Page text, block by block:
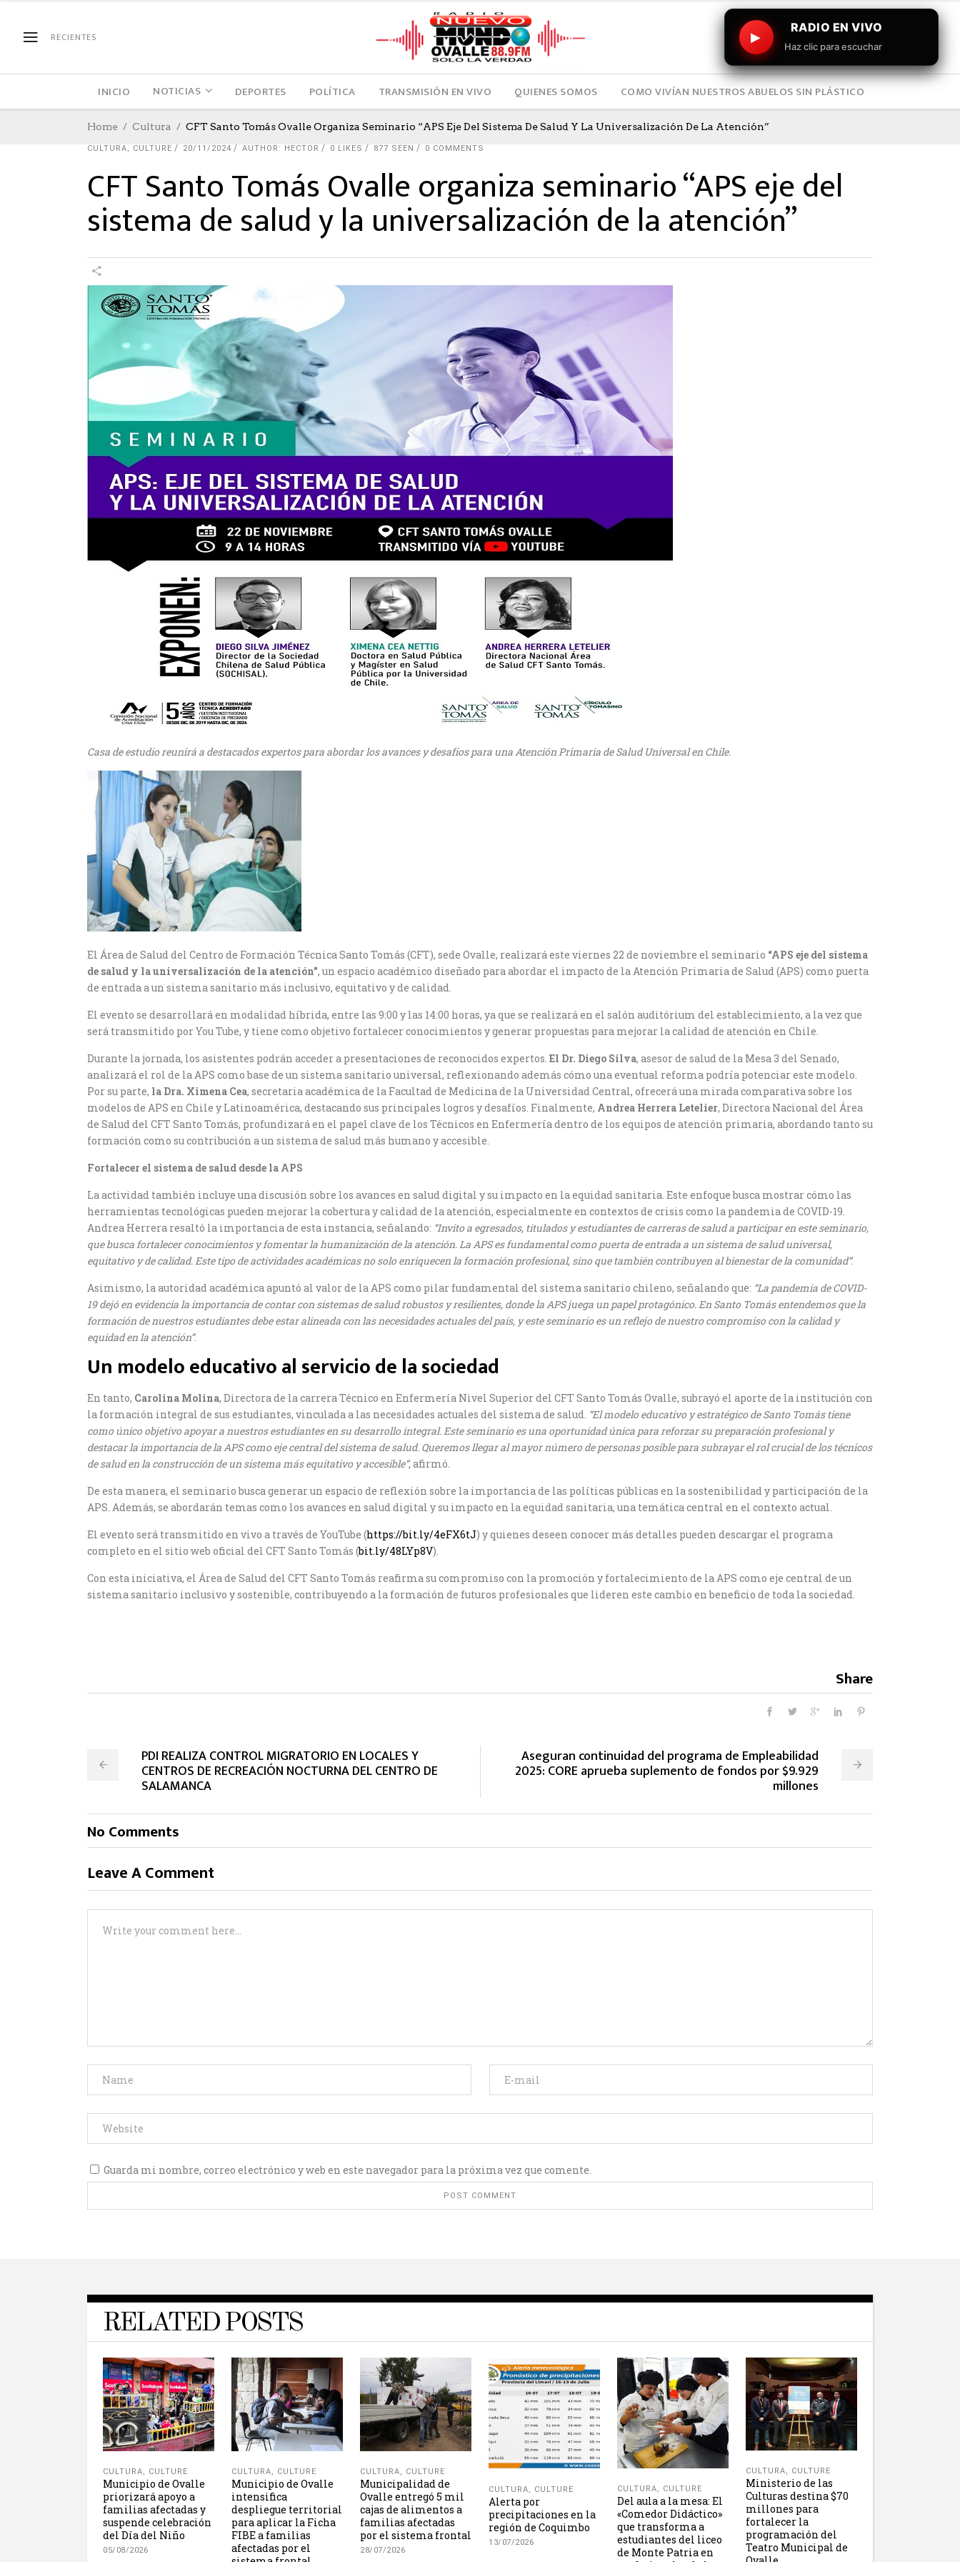
RECIENTES ▶
RADIO EN VIVO
Haz clic para escuchar
INICIO NOTICIAS DEPORTES POLÍTICA TRANSMISIÓN EN VIVO QUIENES SOMOS COMO VIVÍAN NUESTROS ABUELOS SIN PLÁSTICO
Home Cultura CFT Santo Tomás Ovalle Organiza Seminario “APS Eje Del Sistema De Salud Y La Universalización De La Atención”
CULTURA, CULTURE 20/11/2024 AUTHOR: HECTOR 0 LIKES 877 SEEN 0 COMMENTS
CFT Santo Tomás Ovalle organiza seminario “APS eje del
sistema de salud y la universalización de la atención”
Casa de estudio reunirá a destacados expertos para abordar los avances y desafíos para una Atención Primaria de Salud Universal en Chile.
El Área de Salud del Centro de Formación Técnica Santo Tomás (CFT), sede Ovalle, realizará este viernes 22 de noviembre el seminario “APS eje del sistema
de salud y la universalización de la atención”, un espacio académico diseñado para abordar el impacto de la Atención Primaria de Salud (APS) como puerta
de entrada a un sistema sanitario más inclusivo, equitativo y de calidad.
El evento se desarrollará en modalidad híbrida, entre las 9:00 y las 14:00 horas, ya que se realizará en el salón auditórium del establecimiento, a la vez que
será transmitido por You Tube, y tiene como objetivo fortalecer conocimientos y generar propuestas para mejorar la calidad de atención en Chile.
Durante la jornada, los asistentes podrán acceder a presentaciones de reconocidos expertos. El Dr. Diego Silva, asesor de salud de la Mesa 3 del Senado,
analizará el rol de la APS como base de un sistema sanitario universal, reflexionando además cómo una eventual reforma podría potenciar este modelo.
Por su parte, la Dra. Ximena Cea, secretaria académica de la Facultad de Medicina de la Universidad Central, ofrecerá una mirada comparativa sobre los
modelos de APS en Chile y Latinoamérica, destacando sus principales logros y desafíos. Finalmente, Andrea Herrera Letelier, Directora Nacional del Área
de Salud del CFT Santo Tomás, profundizará en el papel clave de los Técnicos en Enfermería dentro de los equipos de atención primaria, abordando tanto su
formación como su contribución a un sistema de salud más humano y accesible.
Fortalecer el sistema de salud desde la APS
La actividad también incluye una discusión sobre los avances en salud digital y su impacto en la equidad sanitaria. Este enfoque busca mostrar cómo las
herramientas tecnológicas pueden mejorar la cobertura y calidad de la atención, especialmente en contextos de crisis como la pandemia de COVID-19.
Andrea Herrera resaltó la importancia de esta instancia, señalando: “Invito a egresados, titulados y estudiantes de carreras de salud a participar en este seminario,
que busca fortalecer conocimientos y fomentar la humanización de la atención. La APS es fundamental como puerta de entrada a un sistema de salud universal,
equitativo y de calidad. Este tipo de actividades académicas no solo enriquecen la formación profesional, sino que también contribuyen al bienestar de la comunidad”.
Asimismo, la autoridad académica apuntó al valor de la APS como pilar fundamental del sistema sanitario chileno, señalando que: “La pandemia de COVID-
19 dejó en evidencia la importancia de contar con sistemas de salud robustos y resilientes, donde la APS juega un papel protagónico. En Santo Tomás entendemos que la
formación de nuestros estudiantes debe estar alineada con las necesidades actuales del país, y este seminario es un reflejo de nuestro compromiso con la calidad y
equidad en la atención”.
Un modelo educativo al servicio de la sociedad
En tanto, Carolina Molina, Directora de la carrera Técnico en Enfermería Nivel Superior del CFT Santo Tomás Ovalle, subrayó el aporte de la institución con
la formación integral de sus estudiantes, vinculada a las necesidades actuales del sistema de salud. “El modelo educativo y estratégico de Santo Tomás tiene
como único objetivo apoyar a nuestros estudiantes en su desarrollo integral. Este seminario es una oportunidad única para reforzar su preparación profesional y
destacar la importancia de la APS como eje central del sistema de salud. Queremos llegar al mayor número de personas posible para subrayar el rol crucial de los técnicos
de salud en la construcción de un sistema más equitativo y accesible”, afirmó.
De esta manera, el seminario busca generar un espacio de reflexión sobre la importancia de las políticas públicas en la sostenibilidad y participación de la
APS. Además, se abordarán temas como los avances en salud digital y su impacto en la equidad sanitaria, una temática central en el contexto actual.
El evento será transmitido en vivo a través de YouTube (https://bit.ly/4eFX6tJ) y quienes deseen conocer más detalles pueden descargar el programa
completo en el sitio web oficial del CFT Santo Tomás (bit.ly/48LYp8V).
Con esta iniciativa, el Área de Salud del CFT Santo Tomás reafirma su compromiso con la promoción y fortalecimiento de la APS como eje central de un
sistema sanitario inclusivo y sostenible, contribuyendo a la formación de futuros profesionales que lideren este cambio en beneficio de toda la sociedad.
Share
PDI REALIZA CONTROL MIGRATORIO EN LOCALES Y
CENTROS DE RECREACIÓN NOCTURNA DEL CENTRO DE
SALAMANCA
Aseguran continuidad del programa de Empleabilidad
2025: CORE aprueba suplemento de fondos por $9.929
millones
No Comments
Leave A Comment
Guarda mi nombre, correo electrónico y web en este navegador para la próxima vez que comente.
RELATED POSTS
CULTURA, CULTURE
Municipio de Ovalle
priorizará apoyo a
familias afectadas y
suspende celebración
del Día del Niño
05/08/2026
CULTURA, CULTURE
Municipio de Ovalle
intensifica
despliegue territorial
para aplicar la Ficha
FIBE a familias
afectadas por el
CULTURA, CULTURE
Municipalidad de
Ovalle entregó 5 mil
cajas de alimentos a
familias afectadas
por el sistema frontal
28/07/2026
CULTURA, CULTURE
Alerta por
precipitaciones en la
región de Coquimbo
13/07/2026
CULTURA, CULTURE
Del aula a la mesa: El
«Comedor Didáctico»
que transforma a
estudiantes del liceo
de Monte Patria en
CULTURA, CULTURE
Ministerio de las
Culturas destina $70
millones para
fortalecer la
programación del
Teatro Municipal de